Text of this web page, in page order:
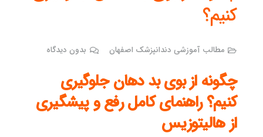
کنیم؟
مطالب آموزشی دندانپزشک اصفهان بدون دیدگاه
چگونه از بوی بد دهان جلوگیری
کنیم؟ راهنمای کامل رفع و پیشگیری
از هالیتوزیس